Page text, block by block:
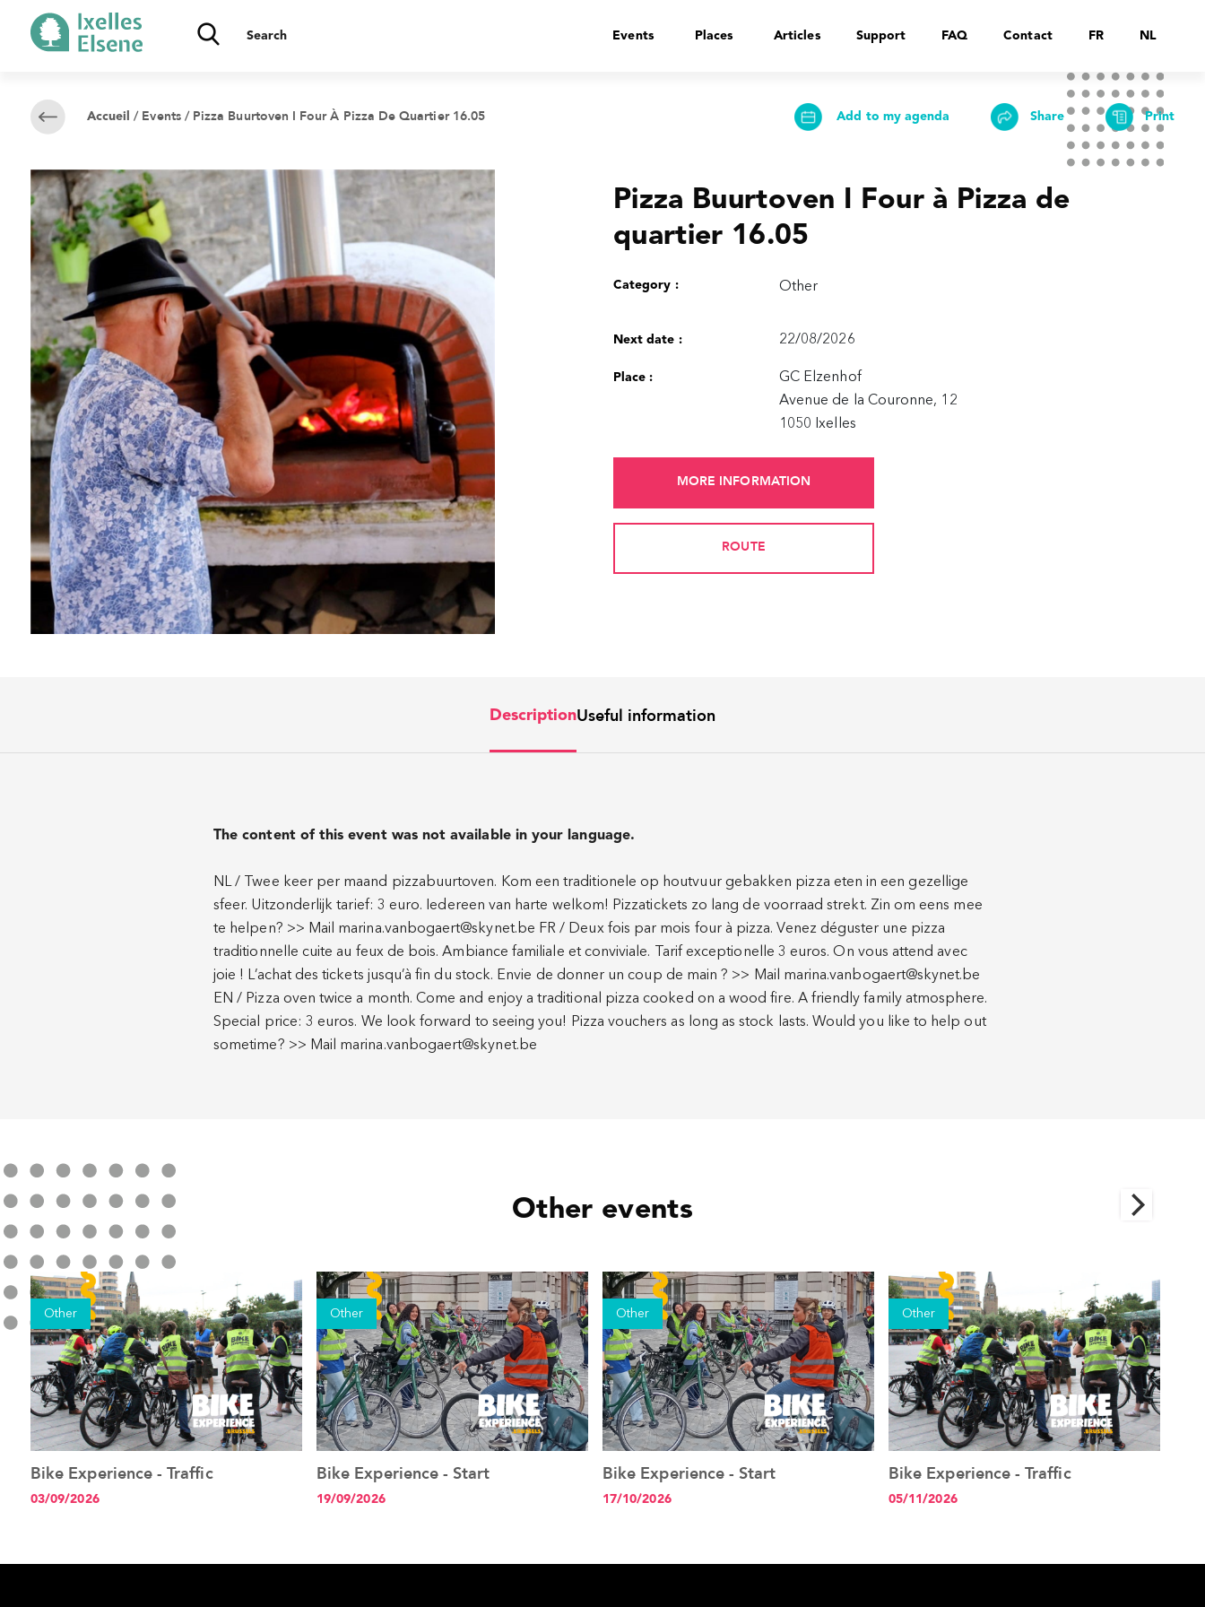
Events Places Articles Support FAQ Contact FR NL
Accueil / Events/ Pizza Buurtoven I Four À Pizza De Quartier 16.05 Add to my agenda Share Print
Pizza Buurtoven I Four à Pizza de
quartier 16.05
Category : Other
Next date : 22/08/2026
Place :
GC Elzenhof
Avenue de la Couronne, 12
1050 Ixelles
MORE INFORMATION
ROUTE
DescriptionUseful information
The content of this event was not available in your language.
NL / Twee keer per maand pizzabuurtoven. Kom een traditionele op houtvuur gebakken pizza eten in een gezellige
sfeer. Uitzonderlijk tarief: 3 euro. Iedereen van harte welkom! Pizzatickets zo lang de voorraad strekt. Zin om eens mee
te helpen? >> Mail marina.vanbogaert@skynet.be FR / Deux fois par mois four à pizza. Venez déguster une pizza
traditionnelle cuite au feux de bois. Ambiance familiale et conviviale. Tarif exceptionelle 3 euros. On vous attend avec
joie ! L’achat des tickets jusqu’à fin du stock. Envie de donner un coup de main ? >> Mail marina.vanbogaert@skynet.be
EN / Pizza oven twice a month. Come and enjoy a traditional pizza cooked on a wood fire. A friendly family atmosphere.
Special price: 3 euros. We look forward to seeing you! Pizza vouchers as long as stock lasts. Would you like to help out
sometime? >> Mail marina.vanbogaert@skynet.be
Other events
Other
See the event
Bike Experience - Traffic
03/09/2026
Other
See the event
Bike Experience - Start
19/09/2026
Other
See the event
Bike Experience - Start
17/10/2026
Other
See the event
Bike Experience - Traffic
05/11/2026